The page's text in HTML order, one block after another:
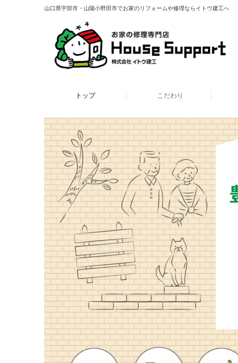
山口県宇部市・山陽小野田市でお家のリフォームや修理ならイトウ建工へ
トップ こだわり